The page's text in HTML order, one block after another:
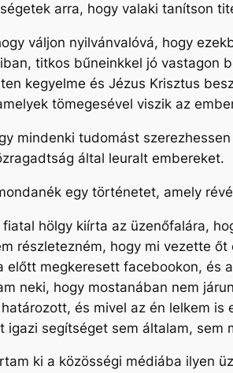
arra, hogy valaki tanítson
váljon nyilvánvalóvá, hogy
titkos bűneinkkel jó vastagon
kegyelme és Jézus Krisztus
tömegesével viszik az
mindenki tudomást
által leuralt embereket.
egy történetet, amely
hölgy kiírta az üzenőfalára,
részletezném, hogy mi vezette
előtt megkeresett facebookon, és
neki, hogy mostanában nem
és mivel az én lelkem
igazi segítséget sem általam,
ki a közösségi médiába ilyen